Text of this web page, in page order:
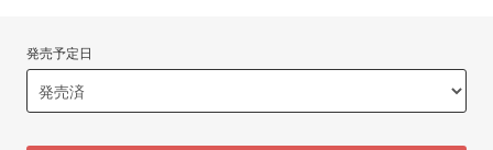
発売予定日